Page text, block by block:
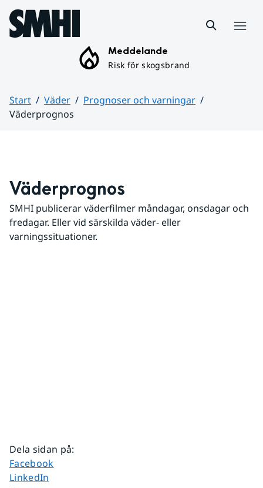
Hoppa till sidans innehåll
Meddelande
Risk för skogsbrand
Start Väder
Prognoser och varningar
Väderprognos
Väderprognos
SMHI publicerar väderfilmer måndagar, onsdagar och
fredagar. Eller vid särskilda väder- eller
varningssituationer.
Dela sidan på:
Dela sidan på
Facebook
Dela sidan på
LinkedIn